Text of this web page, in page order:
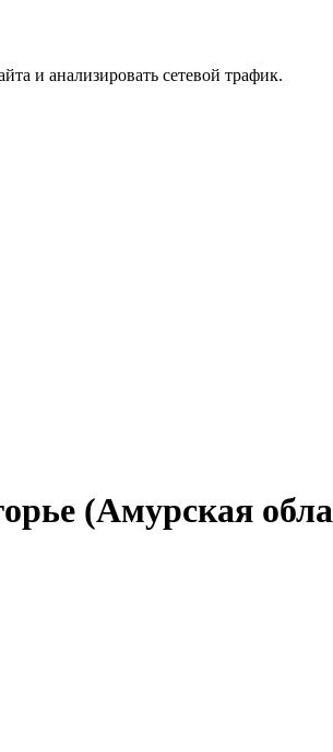
и анализировать сетевой трафик.
(Амурская